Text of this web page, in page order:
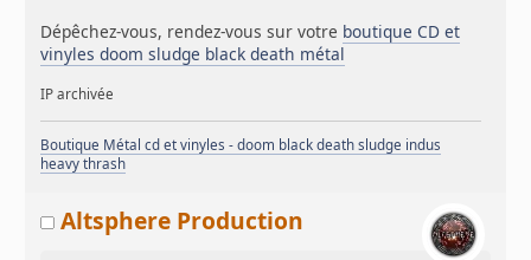
Dépêchez-vous, rendez-vous sur votre boutique CD et
vinyles doom sludge black death métal
IP archivée
Boutique Métal cd et vinyles - doom black death sludge indus
heavy thrash
Altsphere Production